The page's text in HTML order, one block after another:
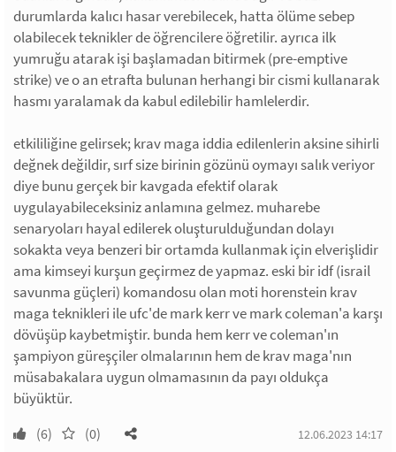
durumlarda kalıcı hasar verebilecek, hatta ölüme sebep
olabilecek teknikler de öğrencilere öğretilir. ayrıca ilk
yumruğu atarak işi başlamadan bitirmek (pre-emptive
strike) ve o an etrafta bulunan herhangi bir cismi kullanarak
hasmı yaralamak da kabul edilebilir hamlelerdir.
etkililiğine gelirsek; krav maga iddia edilenlerin aksine sihirli
değnek değildir, sırf size birinin gözünü oymayı salık veriyor
diye bunu gerçek bir kavgada efektif olarak
uygulayabileceksiniz anlamına gelmez. muharebe
senaryoları hayal edilerek oluşturulduğundan dolayı
sokakta veya benzeri bir ortamda kullanmak için elverişlidir
ama kimseyi kurşun geçirmez de yapmaz. eski bir idf (israil
savunma güçleri) komandosu olan moti horenstein krav
maga teknikleri ile ufc'de mark kerr ve mark coleman'a karşı
dövüşüp kaybetmiştir. bunda hem kerr ve coleman'ın
şampiyon güreşçiler olmalarının hem de krav maga'nın
müsabakalara uygun olmamasının da payı oldukça
büyüktür.
(6) (0) 12.06.2023 14:17